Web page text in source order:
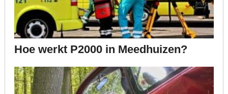
Hoe werkt P2000 in Meedhuizen?